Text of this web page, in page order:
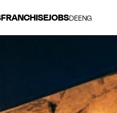
FRANCHISEJOBSDEENG